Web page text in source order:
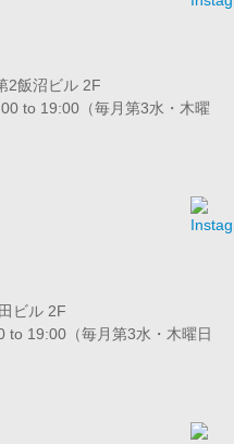
2飯沼ビル 2F
to 19:00（毎月第3水・木曜
ビル 2F
19:00（毎月第3水・木曜日